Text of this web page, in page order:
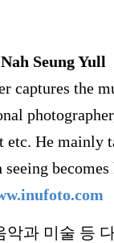
Seung Yull
captures the
etc. He mainly
seeing
과 미술 등